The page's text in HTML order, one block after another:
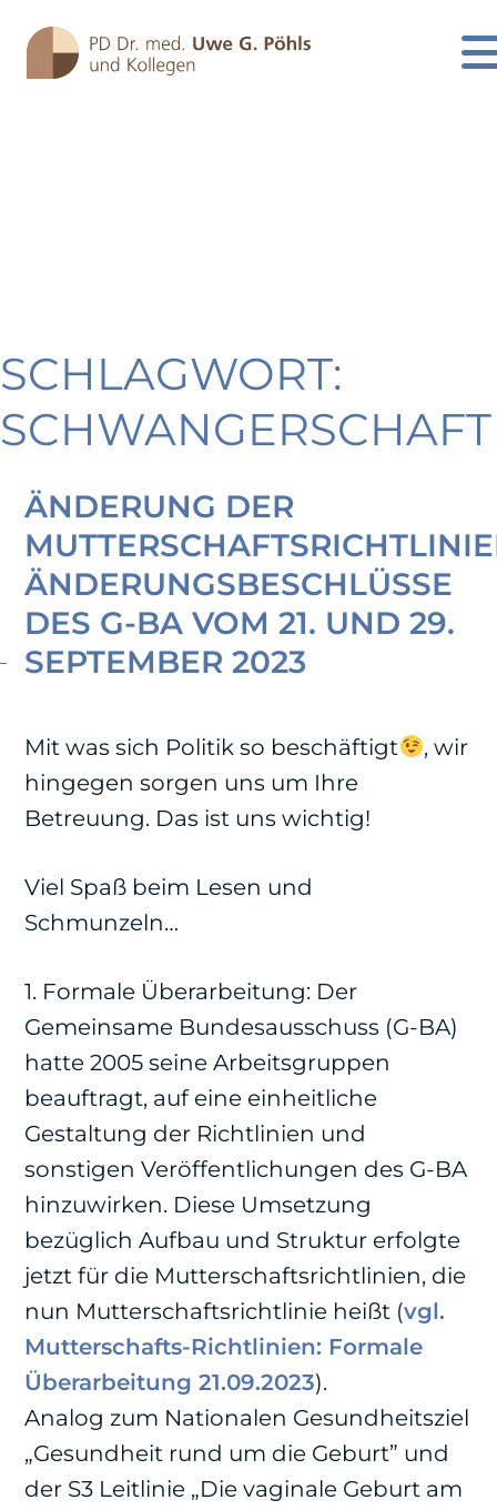
Skip
to
content
SCHLAGWORT:
SCHWANGERSCHAFT
ÄNDERUNG DER
ÄNDERUNGSBESCHLÜSSE
DES G-BA VOM 21. UND 29.
SEPTEMBER 2023
Mit was sich Politik so beschäftigt
, wir
hingegen sorgen uns um Ihre
Betreuung. Das ist uns wichtig!
Viel Spaß beim Lesen und
Schmunzeln…
1. Formale Überarbeitung: Der
Gemeinsame Bundesausschuss (G-BA)
hatte 2005 seine Arbeitsgruppen
beauftragt, auf eine einheitliche
Gestaltung der Richtlinien und
sonstigen Veröffentlichungen des G-BA
hinzuwirken. Diese Umsetzung
bezüglich Aufbau und Struktur erfolgte
jetzt für die Mutterschaftsrichtlinien, die
nun Mutterschaftsrichtlinie heißt (vgl.
Mutterschafts-Richtlinien: Formale
Überarbeitung 21.09.2023).
Analog zum Nationalen Gesundheitsziel
„Gesundheit rund um die Geburt” und
der S3 Leitlinie „Die vaginale Geburt am